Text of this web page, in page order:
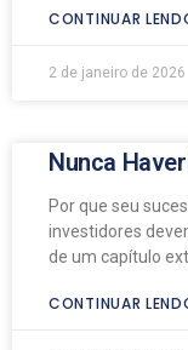
CONTINUAR
2 de janeiro de 2026
Nunca
Por que seu
investidores
de um capítulo
CONTINUAR